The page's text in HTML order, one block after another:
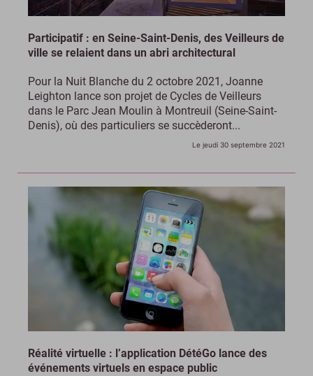
Participatif : en Seine-Saint-Denis, des Veilleurs de
ville se relaient dans un abri architectural
Pour la Nuit Blanche du 2 octobre 2021, Joanne
Leighton lance son projet de Cycles de Veilleurs
dans le Parc Jean Moulin à Montreuil (Seine-Saint-
Denis), où des particuliers se succèderont...
Le jeudi 30 septembre 2021
Réalité virtuelle : l’application DétéGo lance des
événements virtuels en espace public